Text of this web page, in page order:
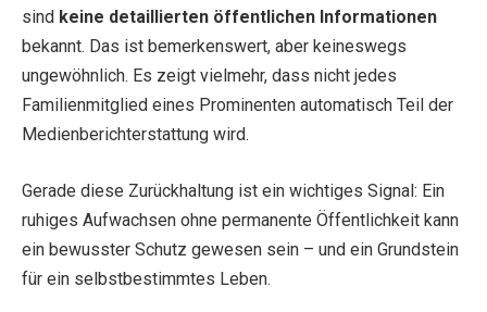
sind keine detaillierten öffentlichen Informationen
bekannt. Das ist bemerkenswert, aber keineswegs
ungewöhnlich. Es zeigt vielmehr, dass nicht jedes
Familienmitglied eines Prominenten automatisch Teil der
Medienberichterstattung wird.
Gerade diese Zurückhaltung ist ein wichtiges Signal: Ein
ruhiges Aufwachsen ohne permanente Öffentlichkeit kann
ein bewusster Schutz gewesen sein – und ein Grundstein
für ein selbstbestimmtes Leben.